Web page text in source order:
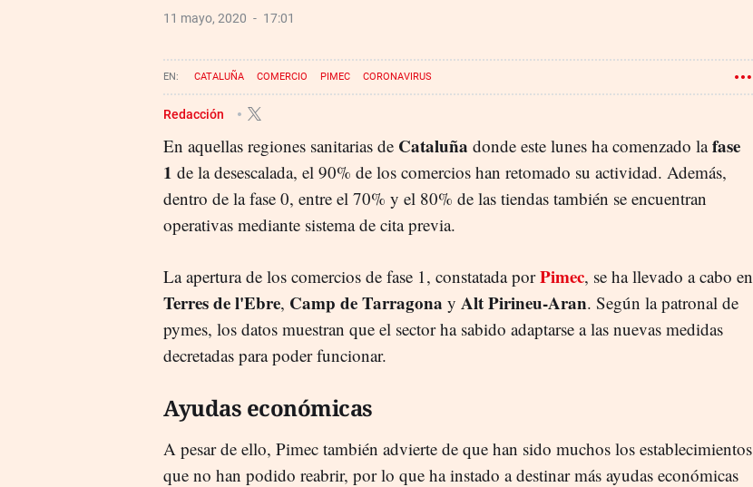
11 mayo, 2020 17:01
CATALUÑA COMERCIO PIMEC CORONAVIRUS
Redacción
En aquellas regiones sanitarias de Cataluña donde este lunes ha comenzado lafase
1 de la desescalada, el 90% de los comercios han retomado su actividad. Además,
dentro de la fase 0, entre el 70% y el 80% de las tiendas también se encuentran
operativas mediante sistema de cita previa.
La apertura de los comercios de fase 1, constatada porPimec, se ha llevado a cabo en
Terres de l'Ebre, Camp de Tarragona y Alt Pirineu-Aran. Según la patronal de
pymes, los datos muestran que el sector ha sabido adaptarse a las nuevas medidas
decretadas para poder funcionar.
Ayudas económicas
A pesar de ello, Pimec también advierte de que han sido muchos los establecimientos
que no han podido reabrir, por lo que ha instado a destinar más ayudas económicas